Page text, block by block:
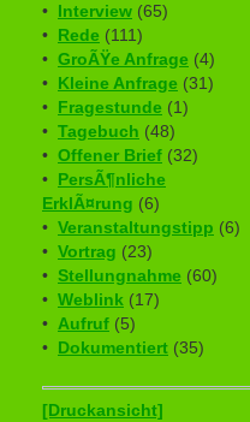
• Interview (65)
• Rede (111)
• GroÃŸe Anfrage (4)
• Kleine Anfrage (31)
• Fragestunde (1)
• Tagebuch (48)
• Offener Brief (32)
• PersÃ¶nliche
ErklÃ¤rung (6)
• Veranstaltungstipp (6)
• Vortrag (23)
• Stellungnahme (60)
• Weblink (17)
• Aufruf (5)
• Dokumentiert (35)
[Druckansicht]